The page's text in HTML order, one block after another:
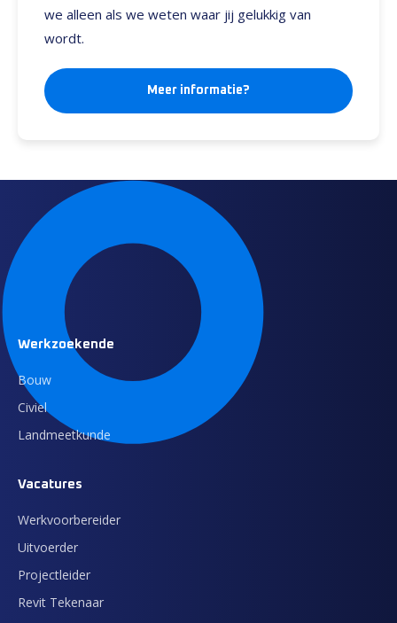
we alleen als we weten waar jij gelukkig van
wordt.
Meer informatie?
Werkzoekende
Bouw
Civiel
Landmeetkunde
Vacatures
Werkvoorbereider
Uitvoerder
Projectleider
Revit Tekenaar